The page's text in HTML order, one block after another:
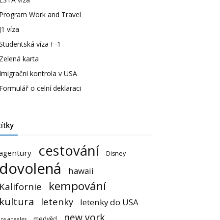
Work and Travel
víza
víza F-1
karta
kontrola v USA
o celní deklaraci
cestování Disney
hawaii
kempování
letenky letenky do USA
new york